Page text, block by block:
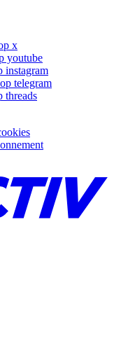
x
youtube
instagram
telegram
threads